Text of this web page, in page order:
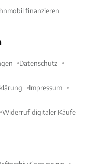
finanzieren
Datenschutz
Impressum
Widerruf digitaler Käufe